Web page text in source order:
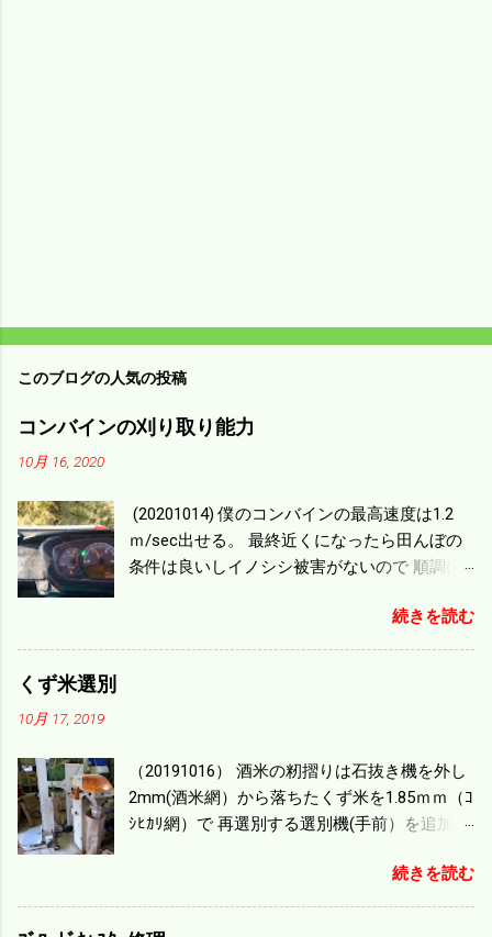
このブログの人気の投稿
コンバインの刈り取り能力
10月 16, 2020
(20201014) 僕のコンバインの最高速度は1.2
ｍ/sec出せる。 最終近くになったら田んぼの
条件は良いしイノシシ被害がないので 順調に
ｍ/min、4.32ｋｍ/hrになり 幅は約2ｍだから
0.864/haの作業能力がある。 実際は回転した
機の容量、籾摺りの能力などのバランスの問
題で 今の機種で満足している。 というより買
った時はまだ耕作面積が少なく手が出せ 無か
のがある。キャビン付きだから一度は乗って
みたいと思う。 町内では5条刈りの100㎰で作
続きを読む
くず米選別
10月 17, 2019
（20191016） 酒米の籾摺りは石抜き機を外し
2mm(酒米網）から落ちたくず米を1.85ｍｍ（ｺ
ｼﾋｶﾘ網）で 再選別する選別機(手前）を追加す
ず米より2倍近い値段になる。 後で選別するの
には手間がかかるので 一度に選別するやり方
を随分前からこの方式にした。 今年は酒米30
続きを読む